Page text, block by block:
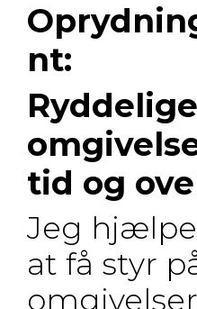
nt:
Ryddelige
tid og
Jeg
at få styr